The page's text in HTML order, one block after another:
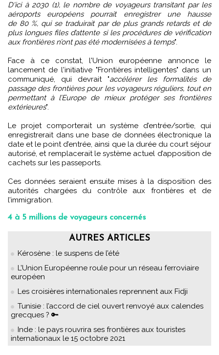
D'ici à 2030 (1), le nombre de voyageurs transitant par les
aéroports européens pourrait enregistrer une hausse
de 80 %, qui se traduirait par de plus grands retards et de
plus longues files d’attente si les procédures de vérification
aux frontières n’ont pas été modernisées à temps".
Face à ce constat, l'Union européenne annonce le
lancement de l'initiative "Frontières intelligentes" dans un
communiqué, qui devrait "accélérer les formalités de
passage des frontières pour les voyageurs réguliers, tout en
permettant à l’Europe de mieux protéger ses frontières
extérieures".
Le projet comporterait un système d’entrée/sortie, qui
enregistrerait dans une base de données électronique la
date et le point d’entrée, ainsi que la durée du court séjour
autorisé, et remplacerait le système actuel d’apposition de
cachets sur les passeports.
Ces données seraient ensuite mises à la disposition des
autorités chargées du contrôle aux frontières et de
l’immigration.
4 à 5 millions de voyageurs concernés
AUTRES ARTICLES
Kérosène : le suspens de l’été
L’Union Européenne roule pour un réseau ferroviaire
européen
Les croisières internationales reprennent aux Fidji
Tunisie : l’accord de ciel ouvert renvoyé aux calendes
grecques ? 🔑
Inde : le pays rouvrira ses frontières aux touristes
internationaux le 15 octobre 2021